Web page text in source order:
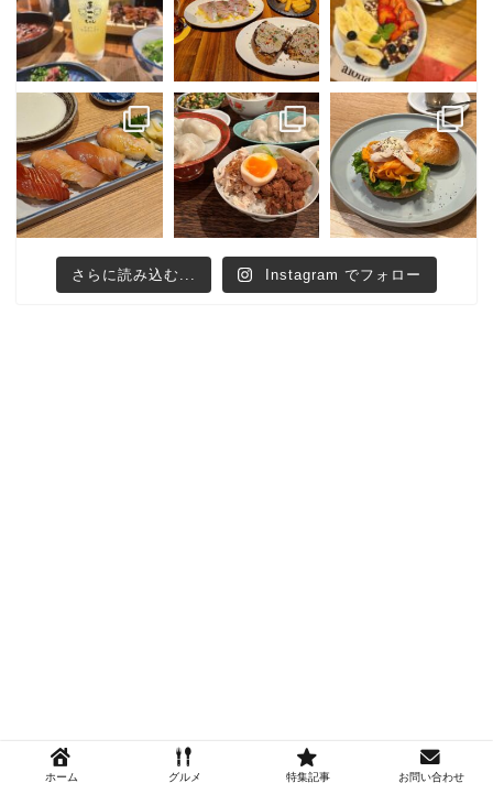
さらに読み込む... Instagram でフォロー
ホーム グルメ 特集記事 お問い合わせ